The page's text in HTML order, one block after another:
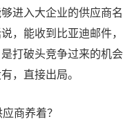
进入大企业的供应商
，能收到比亚迪邮件
打破头竞争过来的机会
，直接出局。
商养着？